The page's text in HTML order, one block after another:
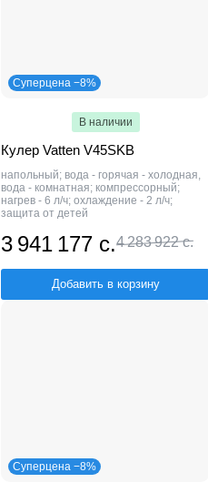
Суперцена −8%
В наличии
Кулер Vatten V45SKB
напольный; вода - горячая - холодная,
вода - комнатная; компрессорный;
нагрев - 6 л/ч; охлаждение - 2 л/ч;
защита от детей
3 941 177 с.4 283 922 с.
Добавить в корзину
Суперцена −8%